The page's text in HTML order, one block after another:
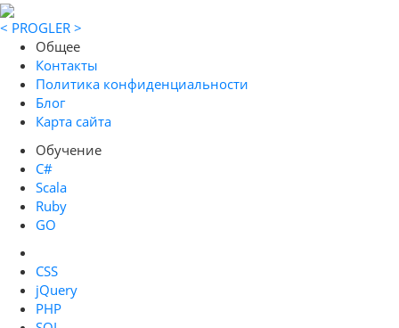
< PROGLER >
Общее
Контакты
Политика конфиденциальности
Блог
Карта сайта
Обучение
C#
Scala
Ruby
GO
CSS
jQuery
PHP